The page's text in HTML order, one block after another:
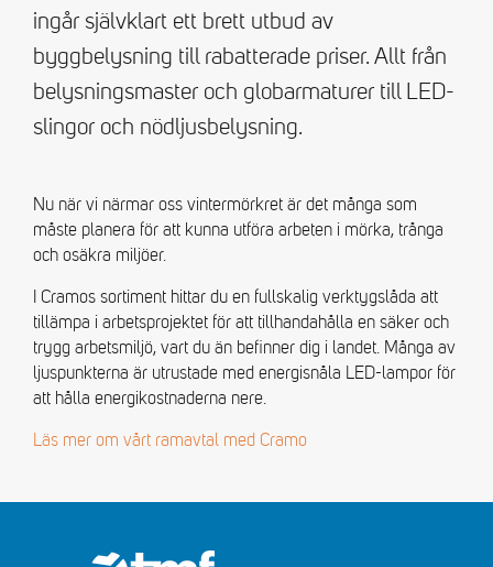
ingår självklart ett brett utbud av
byggbelysning till rabatterade priser. Allt från
belysningsmaster och globarmaturer till LED-
slingor och nödljusbelysning.
Nu när vi närmar oss vintermörkret är det många som
måste planera för att kunna utföra arbeten i mörka, trånga
och osäkra miljöer.
I Cramos sortiment hittar du en fullskalig verktygslåda att
tillämpa i arbetsprojektet för att tillhandahålla en säker och
trygg arbetsmiljö, vart du än befinner dig i landet. Många av
ljuspunkterna är utrustade med energisnåla LED-lampor för
att hålla energikostnaderna nere.
Läs mer om vårt ramavtal med Cramo